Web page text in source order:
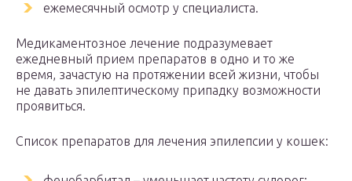
ежемесячный осмотр у специалиста.
Медикаментозное лечение подразумевает
ежедневный прием препаратов в одно и то же
время, зачастую на протяжении всей жизни, чтобы
не давать эпилептическому припадку возможности
проявиться.
Список препаратов для лечения эпилепсии у кошек: